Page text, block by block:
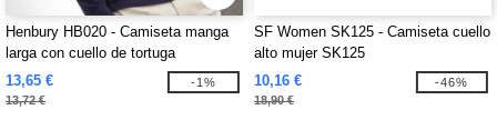
Henbury HB020 - Camiseta manga
larga con cuello de tortuga
13,65 €
13,72 €
-1%
SF Women SK125 - Camiseta cuello
alto mujer SK125
10,16 €
18,90 €
-46%